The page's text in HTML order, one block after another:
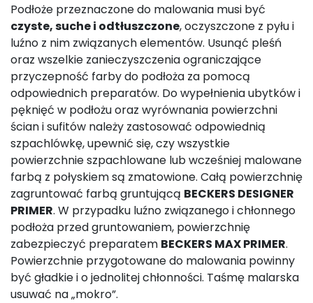
Podłoże przeznaczone do malowania musi być
czyste, suche i odtłuszczone, oczyszczone z pyłu i
luźno z nim związanych elementów. Usunąć pleśń
oraz wszelkie zanieczyszczenia ograniczające
przyczepność farby do podłoża za pomocą
odpowiednich preparatów. Do wypełnienia ubytków i
pęknięć w podłożu oraz wyrównania powierzchni
ścian i sufitów należy zastosować odpowiednią
szpachlówkę, upewnić się, czy wszystkie
powierzchnie szpachlowane lub wcześniej malowane
farbą z połyskiem są zmatowione. Całą powierzchnię
zagruntować farbą gruntującą BECKERS DESIGNER
PRIMER. W przypadku luźno związanego i chłonnego
podłoża przed gruntowaniem, powierzchnię
zabezpieczyć preparatem BECKERS MAX PRIMER.
Powierzchnie przygotowane do malowania powinny
być gładkie i o jednolitej chłonności. Taśmę malarska
usuwać na „mokro”.